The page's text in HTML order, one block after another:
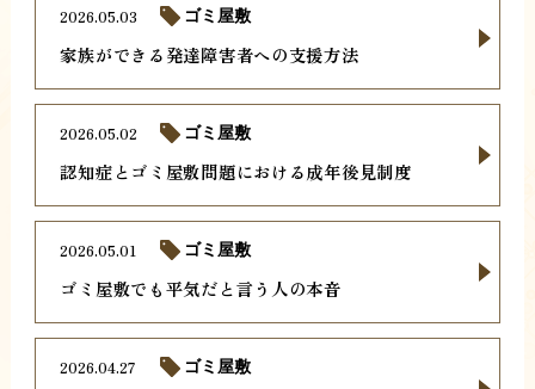
家族ができる発達障害者への支援方法
2026.05.03 ゴミ屋敷
認知症とゴミ屋敷問題における成年後見制度
2026.05.02 ゴミ屋敷
ゴミ屋敷でも平気だと言う人の本音
2026.05.01 ゴミ屋敷
2026.04.27 ゴミ屋敷